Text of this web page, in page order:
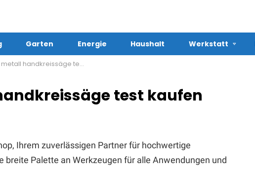
Garten Energie Haushalt Werkstatt
handkreissäge test kaufen
test kaufen
Ihrem zuverlässigen Partner für hochwertige
breite Palette an Werkzeugen für alle Anwendungen und